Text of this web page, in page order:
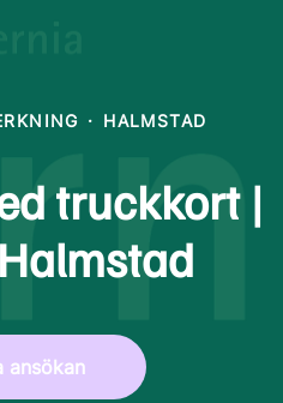
· HALMSTAD
truckkort |
ansökan